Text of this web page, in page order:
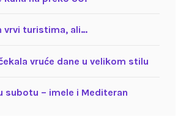
vrvi turistima, ali…
vruće dane u velikom stilu
subotu – imele i Mediteran